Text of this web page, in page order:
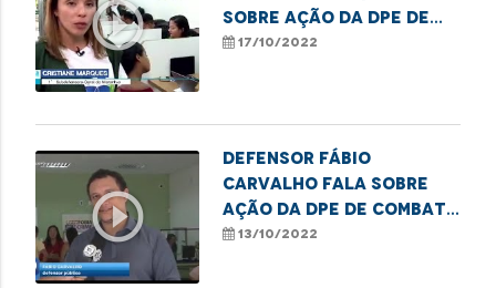
play_circle_outline
sobre ação da DPE de
combate ao sub-
17/10/2022
play_circle_outline
Defensor Fábio
Carvalho fala sobre
ação da DPE de combate
ao sub-registro civil
13/10/2022